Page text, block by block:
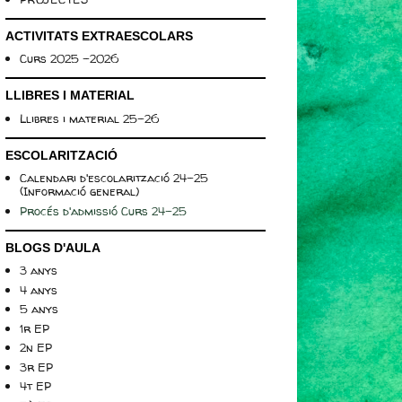
ACTIVITATS EXTRAESCOLARS
Curs 2025 -2026
LLIBRES I MATERIAL
Llibres i material 25-26
ESCOLARITZACIÓ
Calendari d'escolarització 24-25
(Informació general)
Procés d'admissió Curs 24-25
BLOGS D'AULA
3 anys
4 anys
5 anys
1r EP
2n EP
3r EP
4t EP